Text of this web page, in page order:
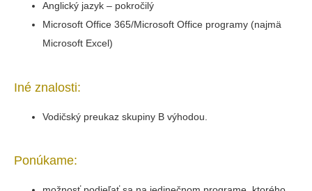
Anglický jazyk – pokročilý
Microsoft Office 365/Microsoft Office programy (najmä
Microsoft Excel)
Iné znalosti:
Vodičský preukaz skupiny B výhodou.
Ponúkame: